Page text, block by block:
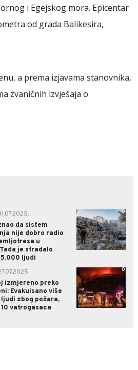
i Egejskog mora. Epicentar
od grada Balikesira,
a prema izjavama stanovnika,
zvaničnih izvješaja o
da sistem
nije dobro radio
u
je stradalo
ljudi
0
izmjereno preko
Evakuisano više
ljudi zbog požara,
vatrogasaca
0